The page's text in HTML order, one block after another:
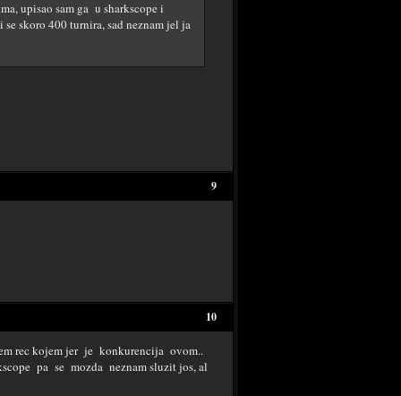
upisao sam ga u sharkscope i
skoro 400 turnira, sad neznam jel ja
9
10
rec kojem jer je konkurencija ovom..
pa se mozda neznam sluzit jos, al